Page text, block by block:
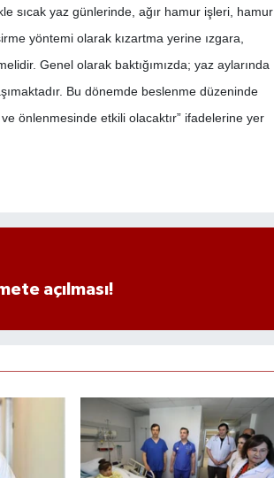
sıcak yaz günlerinde, ağır hamur işleri, hamur
yöntemi olarak kızartma yerine ızgara,
Genel olarak baktığımızda; yaz aylarında
Bu dönemde beslenme düzeninde
önlenmesinde etkili olacaktır” ifadelerine yer
açılması!